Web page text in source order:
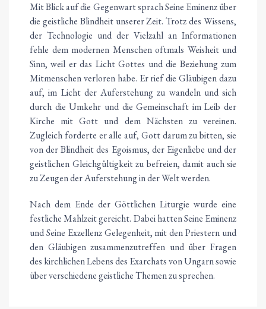
Mit Blick auf die Gegenwart sprach Seine Eminenz über
die geistliche Blindheit unserer Zeit. Trotz des Wissens,
der Technologie und der Vielzahl an Informationen
fehle dem modernen Menschen oftmals Weisheit und
Sinn, weil er das Licht Gottes und die Beziehung zum
Mitmenschen verloren habe. Er rief die Gläubigen dazu
auf, im Licht der Auferstehung zu wandeln und sich
durch die Umkehr und die Gemeinschaft im Leib der
Kirche mit Gott und dem Nächsten zu vereinen.
Zugleich forderte er alle auf, Gott darum zu bitten, sie
von der Blindheit des Egoismus, der Eigenliebe und der
geistlichen Gleichgültigkeit zu befreien, damit auch sie
zu Zeugen der Auferstehung in der Welt werden.
Nach dem Ende der Göttlichen Liturgie wurde eine
festliche Mahlzeit gereicht. Dabei hatten Seine Eminenz
und Seine Exzellenz Gelegenheit, mit den Priestern und
den Gläubigen zusammenzutreffen und über Fragen
des kirchlichen Lebens des Exarchats von Ungarn sowie
über verschiedene geistliche Themen zu sprechen.